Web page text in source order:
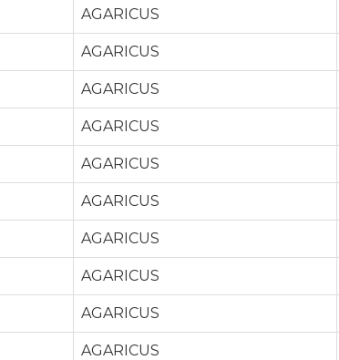
AGARICUS
AGARICUS
AGARICUS
AGARICUS
AGARICUS
AGARICUS
AGARICUS
AGARICUS
AGARICUS
AGARICUS